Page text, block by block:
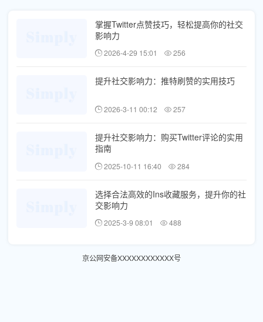
掌握Twitter点赞技巧，轻松提高你的社交
影响力
2026-4-29 15:01 256
提升社交影响力：推特刷赞的实用技巧
2026-3-11 00:12 257
提升社交影响力：购买Twitter评论的实用
指南
2025-10-11 16:40 284
选择合法高效的Ins收藏服务，提升你的社
交影响力
2025-3-9 08:01 488
京公网安备XXXXXXXXXXXX号